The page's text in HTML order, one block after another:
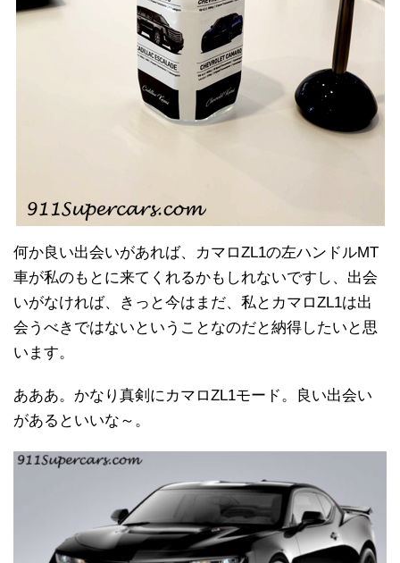
何か良い出会いがあれば、カマロZL1の左ハンドルMT
車が私のもとに来てくれるかもしれないですし、出会
いがなければ、きっと今はまだ、私とカマロZL1は出
会うべきではないということなのだと納得したいと思
います。
あああ。かなり真剣にカマロZL1モード。良い出会い
があるといいな～。